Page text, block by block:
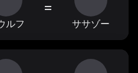
ルフ
=
ササゾー